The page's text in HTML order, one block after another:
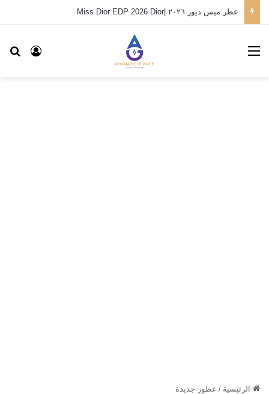
عطر ميس ديور ٢٠٢٦ |Miss Dior EDP 2026 Dior
تسجيل القائمة
الرئيسية / عطور جديدة